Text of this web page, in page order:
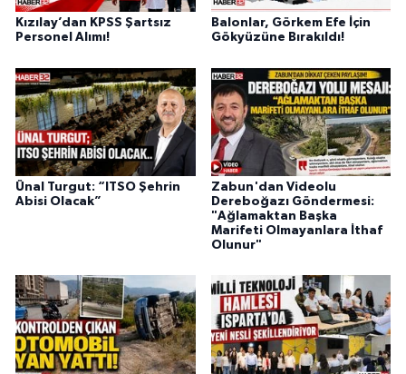
Kızılay’dan KPSS Şartsız
Personel Alımı!
Balonlar, Görkem Efe İçin
Gökyüzüne Bırakıldı!
Ünal Turgut: “ITSO Şehrin
Abisi Olacak”
Zabun'dan Videolu
Dereboğazı Göndermesi:
"Ağlamaktan Başka
Marifeti Olmayanlara İthaf
Olunur"